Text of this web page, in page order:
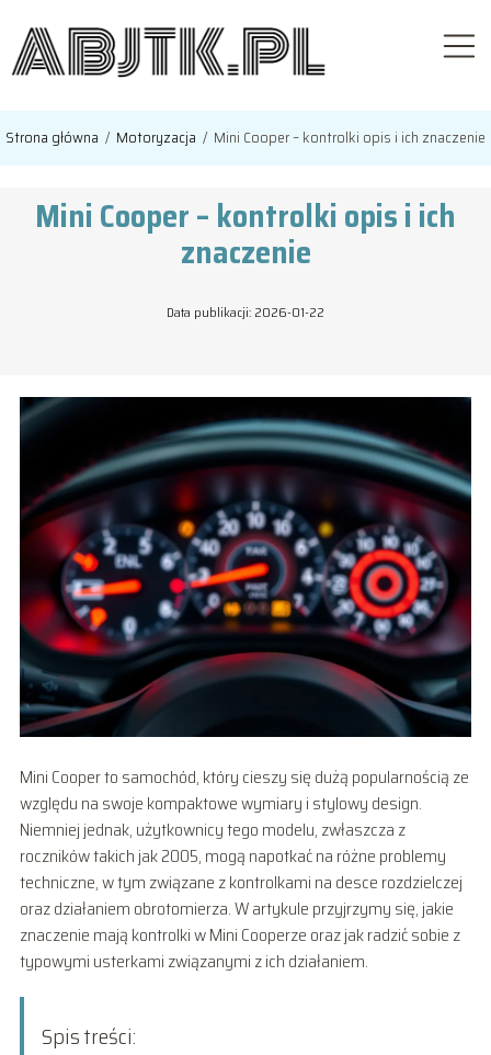
Strona główna / Motoryzacja / Mini Cooper – kontrolki opis i ich znaczenie
Mini Cooper – kontrolki opis i ich
znaczenie
Data publikacji: 2026-01-22
Mini Cooper to samochód, który cieszy się dużą popularnością ze
względu na swoje kompaktowe wymiary i stylowy design.
Niemniej jednak, użytkownicy tego modelu, zwłaszcza z
roczników takich jak 2005, mogą napotkać na różne problemy
techniczne, w tym związane z kontrolkami na desce rozdzielczej
oraz działaniem obrotomierza. W artykule przyjrzymy się, jakie
znaczenie mają kontrolki w Mini Cooperze oraz jak radzić sobie z
typowymi usterkami związanymi z ich działaniem.
Spis treści: